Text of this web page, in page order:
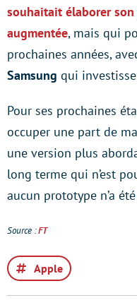
souhaitait élaborer
augmentée, mais qui
prochaines années,
Samsung qui
Pour ses prochaines
occuper une part de
une version plus
long terme qui n’est
aucun prototype n’a
Source :FT
Apple